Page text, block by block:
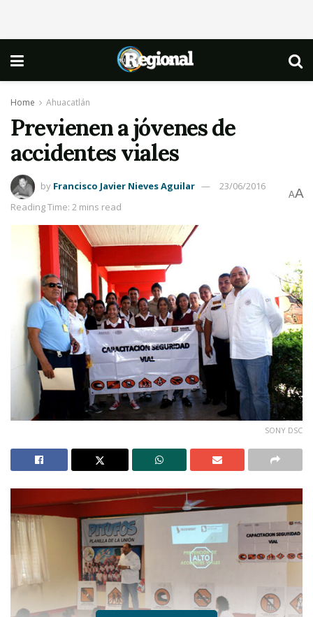
Home Ahuacatlán
Previenen a jóvenes de
accidentes viales
by Francisco Javier Nieves Aguilar
23/06/2016
Reading Time: 2 mins read
AA
SONY DSC